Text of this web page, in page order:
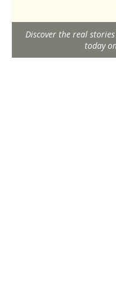
Discover the real
today